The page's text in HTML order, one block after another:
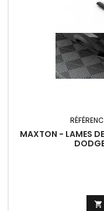
MAXTON - LAMES
